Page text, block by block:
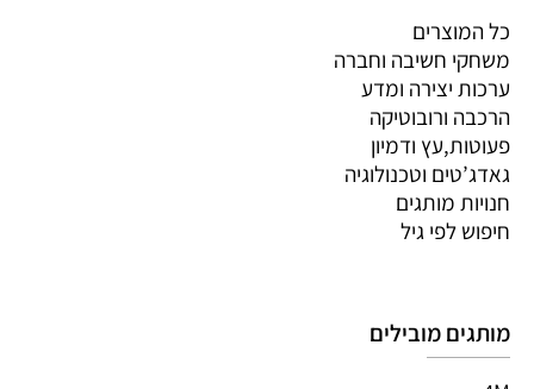
כל המוצרים
משחקי חשיבה וחברה
ערכות יצירה ומדע
הרכבה ורובוטיקה
פעוטות,עץ ודמיון
גאדג’טים וטכנולוגיה
חנויות מותגים
חיפוש לפי גיל
מותגים מובילים